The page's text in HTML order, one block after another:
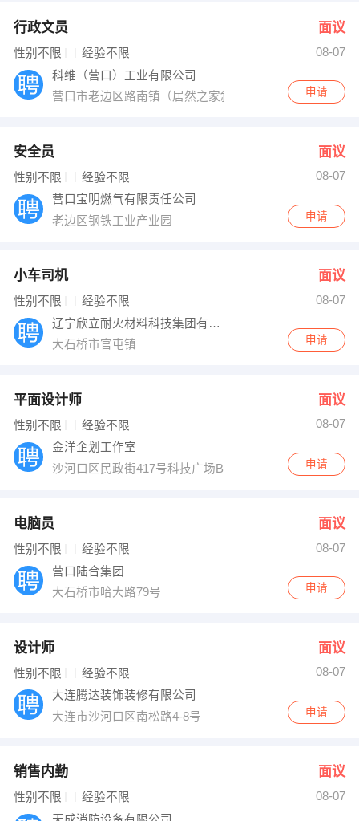
行政文员 面议
性别不限 经验不限
08-07
科维（营口）工业有限公司
营口市老边区路南镇（居然之家斜对面）
申请
安全员 面议
性别不限 经验不限
08-07
营口宝明燃气有限责任公司
老边区钢铁工业产业园
申请
小车司机 面议
性别不限 经验不限
08-07
辽宁欣立耐火材料科技集团有限公司
大石桥市官屯镇
申请
平面设计师 面议
性别不限 经验不限
08-07
金洋企划工作室
沙河口区民政街417号科技广场B座6—7号
申请
电脑员 面议
性别不限 经验不限
08-07
营口陆合集团
大石桥市哈大路79号
申请
设计师 面议
性别不限 经验不限
08-07
大连腾达装饰装修有限公司
大连市沙河口区南松路4-8号
申请
销售内勤 面议
性别不限 经验不限
08-07